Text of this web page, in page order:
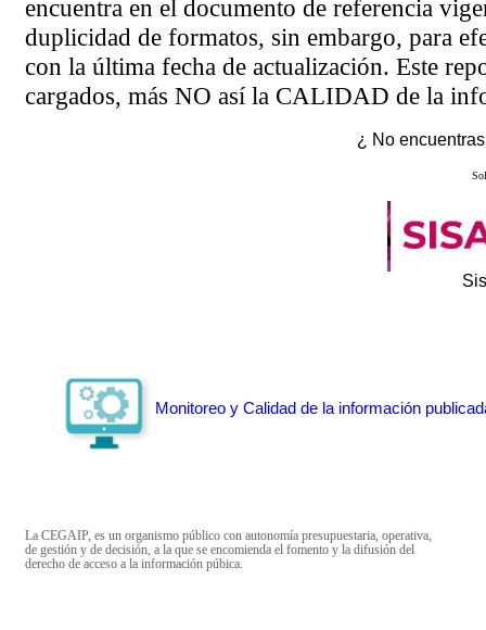
encuentra en el documento de referencia
duplicidad de formatos, sin embargo, para
con la última fecha de actualización. Este
cargados, más NO así la CALIDAD de la
¿ No
Monitoreo y Calidad de la información
La CEGAIP, es un organismo público con autonomía presupuestaria, operativa,
de gestión y de decisión, a la que se encomienda el fomento y la difusión del
derecho de acceso a la información púbica.